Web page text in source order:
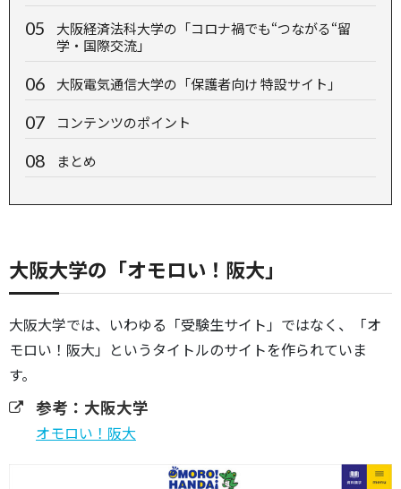
大阪経済法科大学の「コロナ禍でも“つながる“留
学・国際交流」
大阪電気通信大学の「保護者向け 特設サイト」
コンテンツのポイント
まとめ
大阪大学の「オモロい！阪大」
大阪大学では、いわゆる「受験生サイト」ではなく、「オ
モロい！阪大」というタイトルのサイトを作られていま
す。
参考：大阪大学
オモロい！阪大